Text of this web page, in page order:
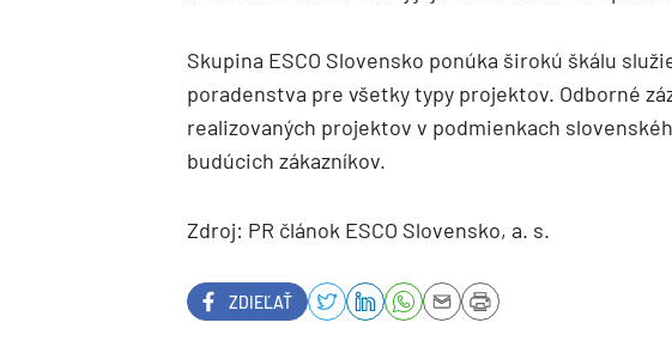
Skupina ESCO Slovensko ponúka širokú škálu
poradenstva pre všetky typy projektov. Odborné
realizovaných projektov v podmienkach
budúcich zákazníkov.
Zdroj: PR článok ESCO Slovensko, a. s.
ZDIEĽAŤ